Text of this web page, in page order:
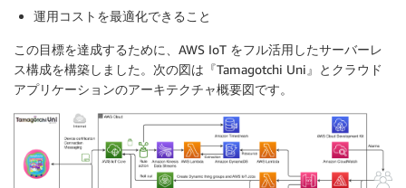
運用コストを最適化できること
この目標を達成するために、AWS IoT をフル活用したサーバーレ
ス構成を構築しました。次の図は『Tamagotchi Uni』とクラウド
アプリケーションのアーキテクチャ概要図です。